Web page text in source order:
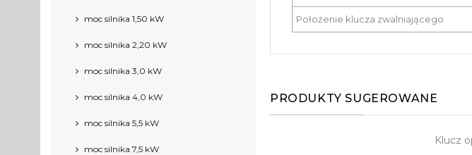
moc silnika 1,50 kW
moc silnika 2,20 kW
moc silnika 3,0 kW
moc silnika 4,0 kW
moc silnika 5,5 kW
moc silnika 7,5 kW
Położenie klucza zwalniającego
PRODUKTY SUGEROWANE
Klucz